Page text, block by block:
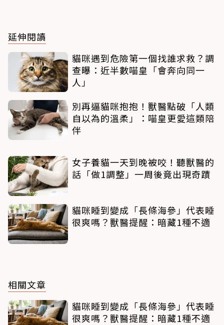
延伸閱讀
貓咪遇到危險第一個找誰求救？調
查曝：近半數喵皇「會奔向同一
人」
別再逼貓咪抱抱！獸醫點破「人類
自以為的溫柔」：喵皇更愛這類陪
伴
女子養貓一天到晚被咬！聽獸醫的
話「做1調整」一周後竟出現奇蹟
貓咪睡到變成「長條海參」代表睡
很爽嗎？獸醫提醒：暗藏1種不適
相關文章
貓咪睡到變成「長條海參」代表睡
很爽嗎？獸醫提醒：暗藏1種不適